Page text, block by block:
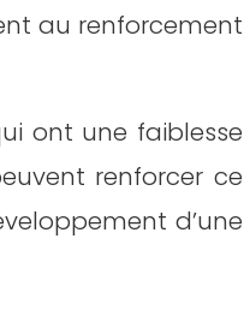
au renforcement
ont une faiblesse
renforcer ce
d’une